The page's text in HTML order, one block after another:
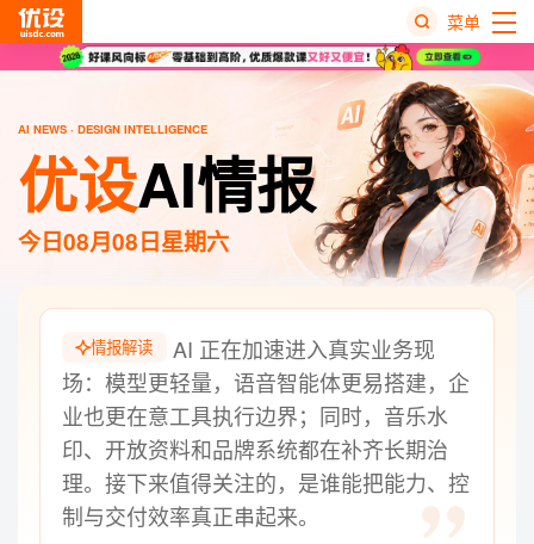
菜单
AI NEWS · DESIGN INTELLIGENCE
优设AI情报
今日08月08日星期六
情报解读
AI 正在加速进入真实业务现
场：模型更轻量，语音智能体更易搭建，企
业也更在意工具执行边界；同时，音乐水
印、开放资料和品牌系统都在补齐长期治
理。接下来值得关注的，是谁能把能力、控
制与交付效率真正串起来。
热
搜